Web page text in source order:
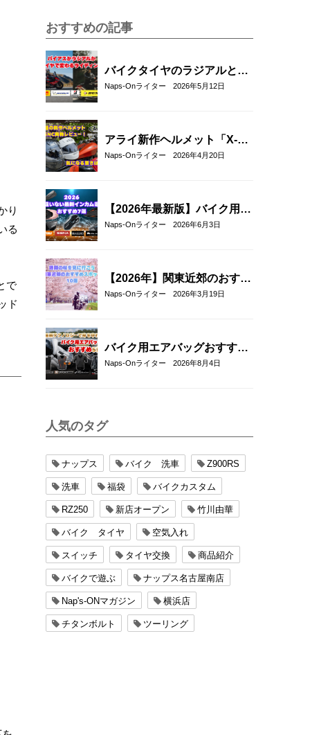
り
る
で
ド
おすすめの記事
バイクタイヤのラジアルとバ
イアスの違いとは？特徴・選
Naps-Onライター 2026年5月12日
アライ新作ヘルメット「X-
SNC」を実物レビュー｜重
Naps-Onライター 2026年4月20日
【2026年最新版】バイク用イ
ンカムおすすめ7選｜選び方
Naps-Onライター 2026年6月3日
【2026年】関東近郊のおすす
めお花見ツーリングスポット
Naps-Onライター 2026年3月19日
バイク用エアバッグおすすめ
5選！｜RSタイチ・HYOD・
Naps-Onライター 2026年8月4日
人気のタグ
ナップス バイク 洗車 Z900RS
洗車 福袋 バイクカスタム
RZ250 新店オープン 竹川由華
バイク タイヤ 空気入れ
スイッチ タイヤ交換 商品紹介
バイクで遊ぶ ナップス名古屋南店
Nap's-ONマガジン 横浜店
チタンボルト ツーリング